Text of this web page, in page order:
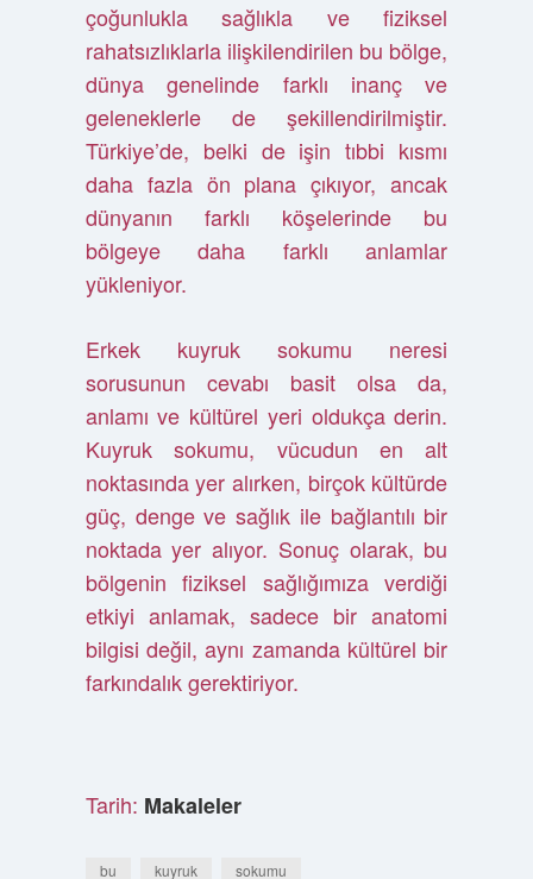
çoğunlukla sağlıkla ve fiziksel
rahatsızlıklarla ilişkilendirilen bu bölge,
dünya genelinde farklı inanç ve
geleneklerle de şekillendirilmiştir.
Türkiye’de, belki de işin tıbbi kısmı
daha fazla ön plana çıkıyor, ancak
dünyanın farklı köşelerinde bu
bölgeye daha farklı anlamlar
yükleniyor.
Erkek kuyruk sokumu neresi
sorusunun cevabı basit olsa da,
anlamı ve kültürel yeri oldukça derin.
Kuyruk sokumu, vücudun en alt
noktasında yer alırken, birçok kültürde
güç, denge ve sağlık ile bağlantılı bir
noktada yer alıyor. Sonuç olarak, bu
bölgenin fiziksel sağlığımıza verdiği
etkiyi anlamak, sadece bir anatomi
bilgisi değil, aynı zamanda kültürel bir
farkındalık gerektiriyor.
Tarih: Makaleler
bu kuyruk sokumu